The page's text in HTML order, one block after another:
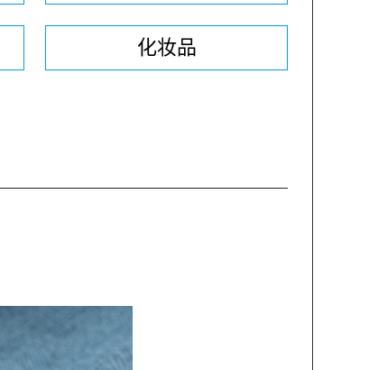
化妆品